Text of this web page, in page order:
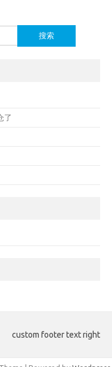
了
custom footer text right